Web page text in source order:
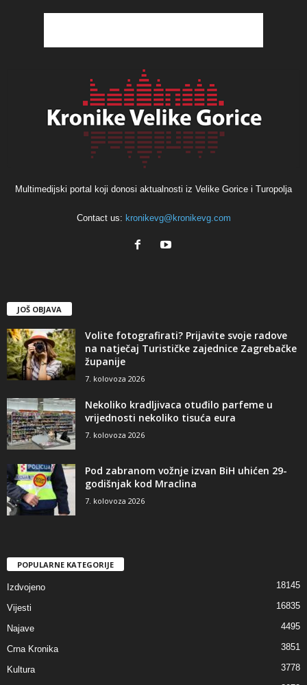
Multimedijski portal koji donosi aktualnosti iz Velike Gorice i Turopolja
Contact us: kronikevg@kronikevg.com
JOŠ OBJAVA
Volite fotografirati? Prijavite svoje radove
na natječaj Turističke zajednice Zagrebačke
županije
7. kolovoza 2026
Nekoliko kradljivaca otuđilo parfeme u
vrijednosti nekoliko tisuća eura
7. kolovoza 2026
Pod zabranom vožnje izvan BiH uhićen 29-
godišnjak kod Mraclina
7. kolovoza 2026
POPULARNE KATEGORIJE
Izdvojeno 18145
Vijesti 16835
Najave 4495
Crna Kronika 3851
Kultura
3778